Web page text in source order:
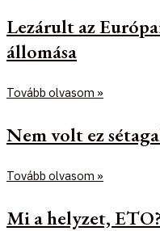
Lezárult az
állomása
Tovább olvasom »
Nem volt ez
Tovább olvasom »
Mi a helyzet,